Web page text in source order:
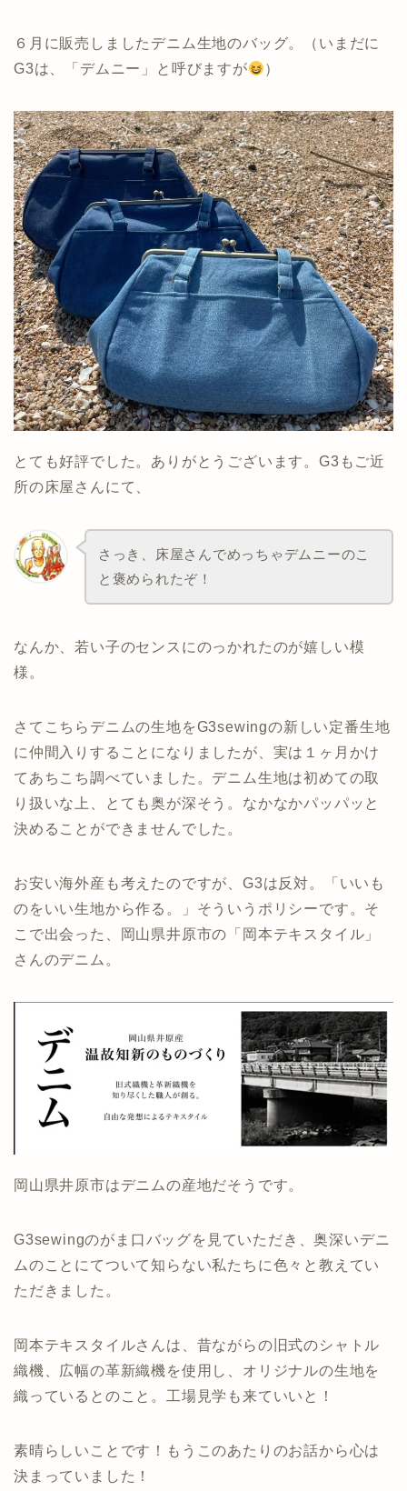
６月に販売しましたデニム生地のバッグ。（いまだに
G3は、「デムニー」と呼びますが
）
とても好評でした。ありがとうございます。G3もご近
所の床屋さんにて、
さっき、床屋さんでめっちゃデムニーのこ
と褒められたぞ！
なんか、若い子のセンスにのっかれたのが嬉しい模
様。
さてこちらデニムの生地をG3sewingの新しい定番生地
に仲間入りすることになりましたが、実は１ヶ月かけ
てあちこち調べていました。デニム生地は初めての取
り扱いな上、とても奥が深そう。なかなかパッパッと
決めることができませんでした。
お安い海外産も考えたのですが、G3は反対。「いいも
のをいい生地から作る。」そういうポリシーです。そ
こで出会った、岡山県井原市の「岡本テキスタイル」
さんのデニム。
岡山県井原市はデニムの産地だそうです。
G3sewingのがま口バッグを見ていただき、奥深いデニ
ムのことにてついて知らない私たちに色々と教えてい
ただきました。
岡本テキスタイルさんは、昔ながらの旧式のシャトル
織機、広幅の革新織機を使用し、オリジナルの生地を
織っているとのこと。工場見学も来ていいと！
素晴らしいことです！もうこのあたりのお話から心は
決まっていました！